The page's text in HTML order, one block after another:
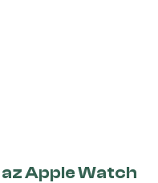
Apple Watch